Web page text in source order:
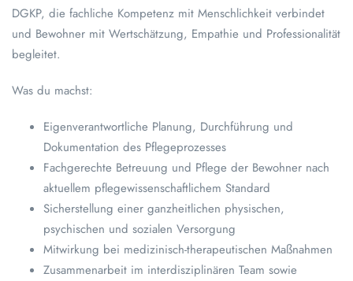
DGKP, die fachliche Kompetenz mit Menschlichkeit verbindet
und Bewohner mit Wertschätzung, Empathie und Professionalität
begleitet.
Was du machst:
Eigenverantwortliche Planung, Durchführung und
Dokumentation des Pflegeprozesses
Fachgerechte Betreuung und Pflege der Bewohner nach
aktuellem pflegewissenschaftlichem Standard
Sicherstellung einer ganzheitlichen physischen,
psychischen und sozialen Versorgung
Mitwirkung bei medizinisch-therapeutischen Maßnahmen
Zusammenarbeit im interdisziplinären Team sowie